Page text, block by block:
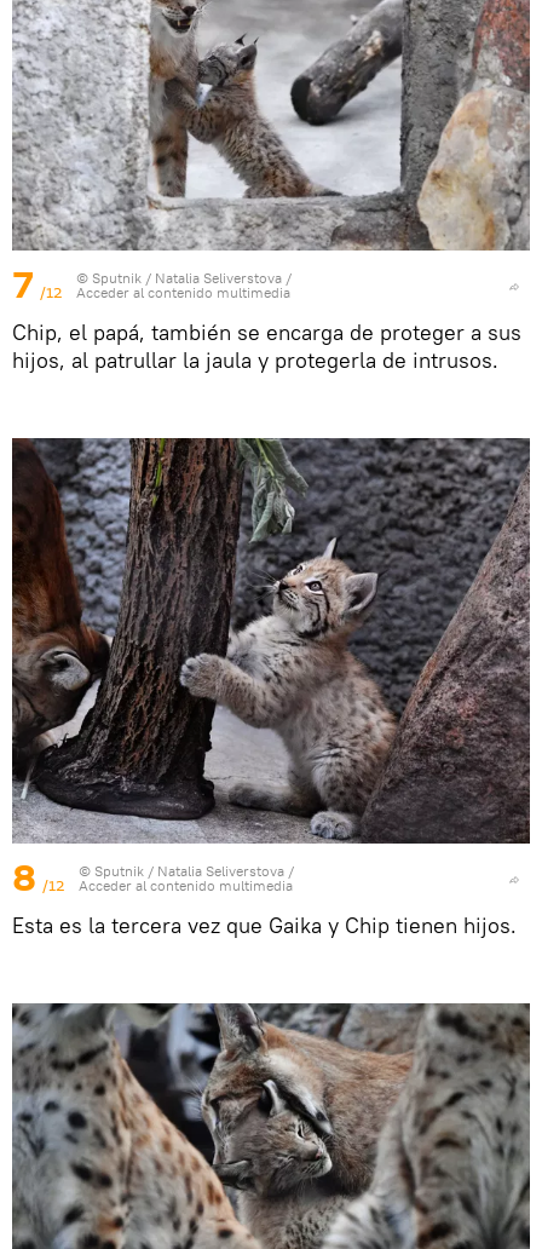
7 /12
© Sputnik / Natalia Seliverstova /
Acceder al contenido multimedia
Chip, el papá, también se encarga de proteger a sus
hijos, al patrullar la jaula y protegerla de intrusos.
8 /12
© Sputnik / Natalia Seliverstova /
Acceder al contenido multimedia
Esta es la tercera vez que Gaika y Chip tienen hijos.